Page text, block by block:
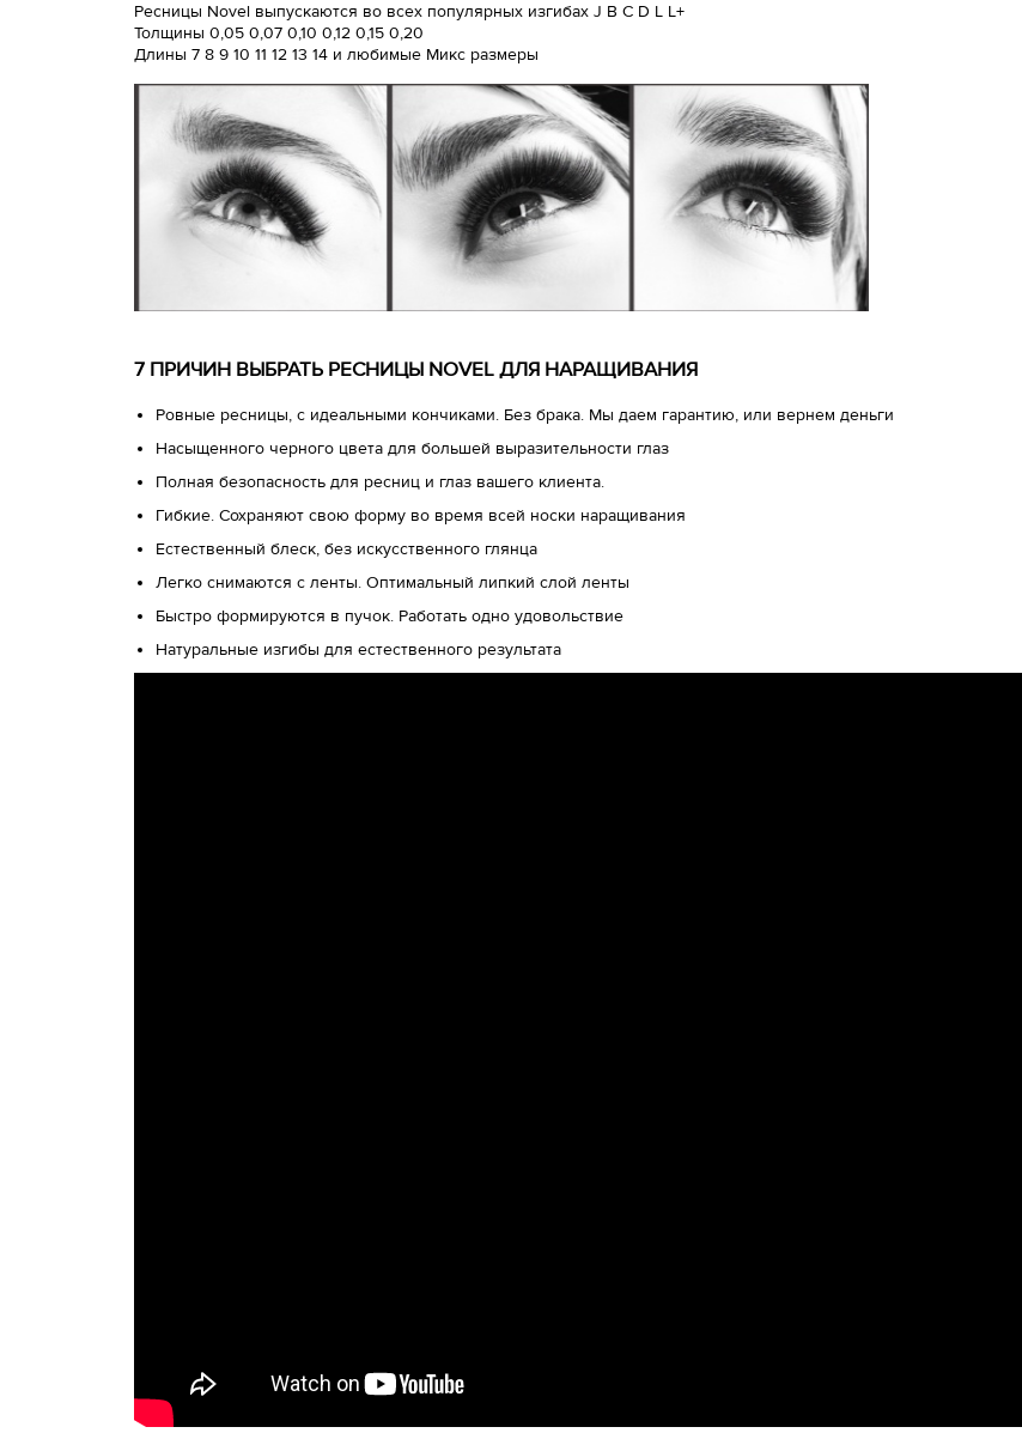
Ресницы Novel выпускаются во всех популярных изгибах J B C D L L+
Толщины 0,05 0,07 0,10 0,12 0,15 0,20
Длины 7 8 9 10 11 12 13 14 и любимые Микс размеры
7 ПРИЧИН ВЫБРАТЬ РЕСНИЦЫ NOVEL ДЛЯ НАРАЩИВАНИЯ
Ровные ресницы, с идеальными кончиками. Без брака. Мы даем гарантию, или вернем деньги
Насыщенного черного цвета для большей выразительности глаз
Полная безопасность для ресниц и глаз вашего клиента.
Гибкие. Сохраняют свою форму во время всей носки наращивания
Естественный блеск, без искусственного глянца
Легко снимаются с ленты. Оптимальный липкий слой ленты
Быстро формируются в пучок. Работать одно удовольствие
Натуральные изгибы для естественного результата